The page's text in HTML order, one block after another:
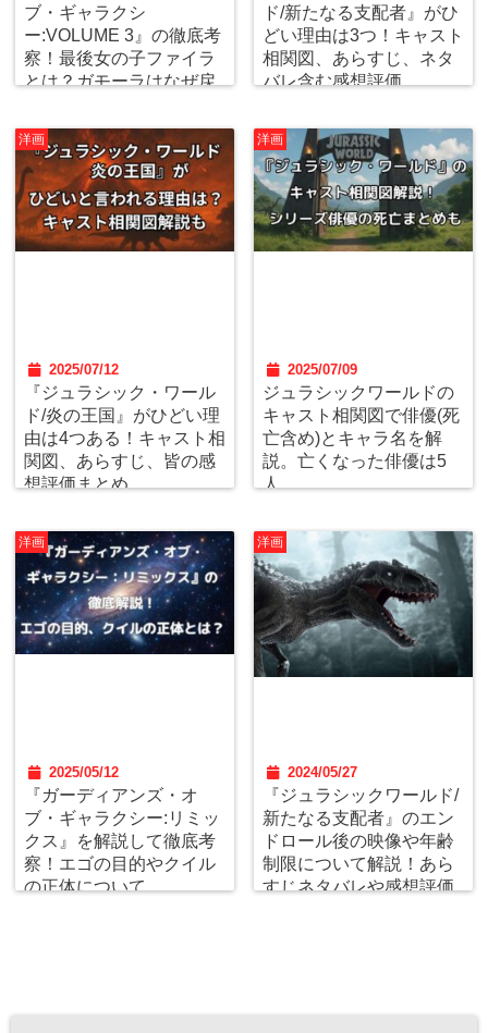
ブ・ギャラクシ
ー:VOLUME 3』の徹底考
察！最後女の子ファイラ
とは？ガモーラはなぜ戻
コミレビューを独自調
査。
ド/新たなる支配者』がひ
どい理由は3つ！キャスト
相関図、あらすじ、ネタ
バレ含む感想評価。
洋画
2025/07/12
『ジュラシック・ワール
ド/炎の王国』がひどい理
由は4つある！キャスト相
関図、あらすじ、皆の感
想評価まとめ。
洋画
2025/07/09
ジュラシックワールドの
キャスト相関図で俳優(死
亡含め)とキャラ名を解
説。亡くなった俳優は5
人。
洋画
2025/05/12
『ガーディアンズ・オ
ブ・ギャラクシー:リミッ
クス』を解説して徹底考
察！エゴの目的やクイル
の正体について。
洋画
2024/05/27
『ジュラシックワールド/
新たなる支配者』のエン
ドロール後の映像や年齢
制限について解説！あら
すじネタバレや感想評価